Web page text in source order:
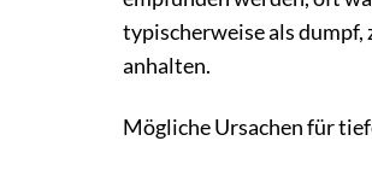
typischerweise als dumpf,
anhalten.
Mögliche Ursachen für